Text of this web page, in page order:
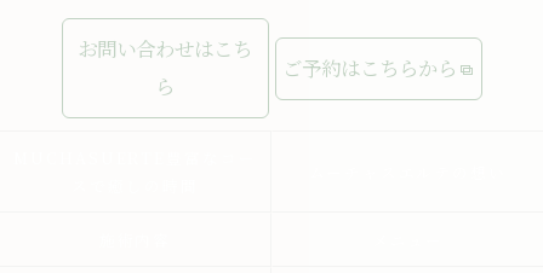
お問い合わせはこち
ら
ご予約はこちらから